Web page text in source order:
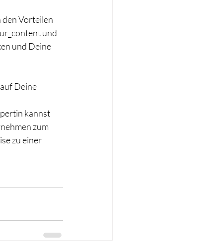
den Vorteilen
und
und Deine
Deine
kannst
zum
zu einer